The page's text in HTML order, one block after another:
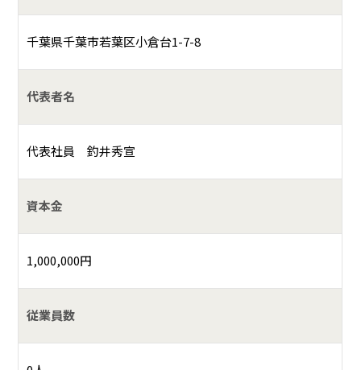
千葉県千葉市若葉区小倉台1-7-8
代表者名
代表社員 釣井秀宣
資本金
1,000,000円
従業員数